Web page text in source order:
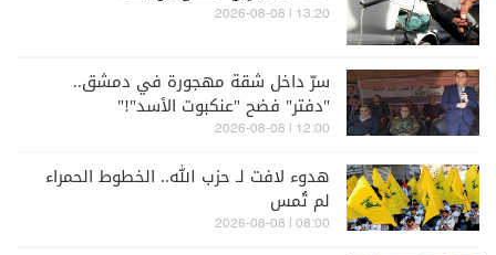
13:20 | 2026-08-08
سرّ داخل شقة مهجورة في دمشق..
"دفتر" فضح "عنكبوت الأسد"!"
12:00 | 2026-08-08
هدوء لافت لـ حزب الله.. الخطوط الحمراء
لم تُمس
08:00 | 2026-08-08